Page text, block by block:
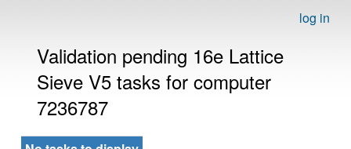
log in
Validation pending 16e Lattice
Sieve V5 tasks for computer
7236787